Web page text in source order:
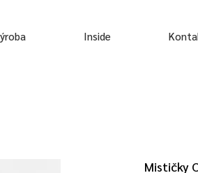
Inside
Mističky